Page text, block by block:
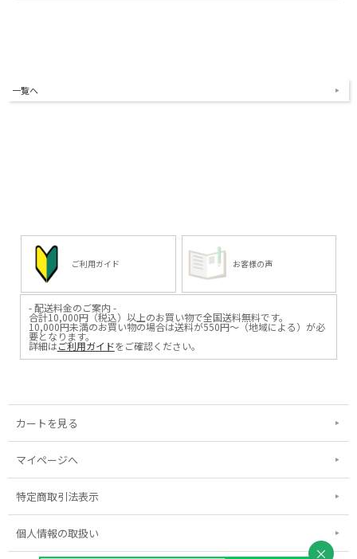
一覧へ
ご利用ガイド お客様の声
- 配送料金のご案内 -
合計10,000円（税込）以上のお買い物で全国送料無料です。
10,000円未満のお買い物の場合は送料が550円～（地域による）が必
要となります。
詳細はご利用ガイドをご確認ください。
カートを見る
マイページへ
特定商取引法表示
個人情報の取扱い
×